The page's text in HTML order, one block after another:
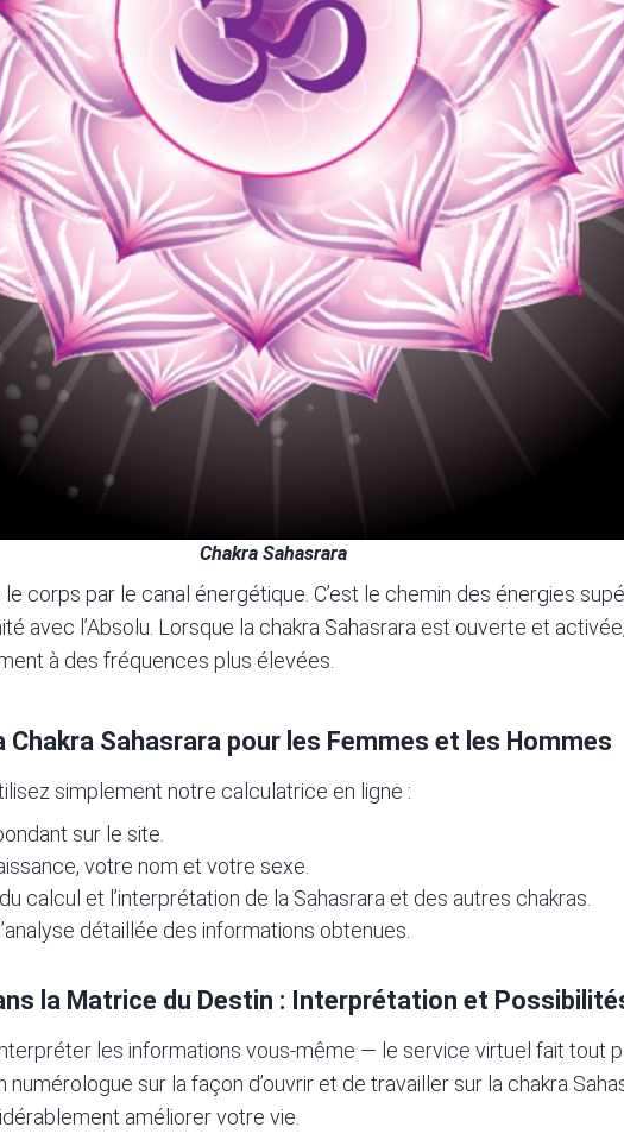
Chakra Sahasrara
le corps par le canal énergétique. C’est le chemin des énergies
avec l’Absolu. Lorsque la chakra Sahasrara est ouverte et
à des fréquences plus élevées.
Chakra Sahasrara pour les Femmes et les Hommes
simplement notre calculatrice en ligne :
sur le site.
votre nom et votre sexe.
calcul et l’interprétation de la Sahasrara et des autres chakras.
détaillée des informations obtenues.
la Matrice du Destin : Interprétation et
les informations vous-même — le service virtuel fait tout
numérologue sur la façon d’ouvrir et de travailler sur la chakra
améliorer votre vie.